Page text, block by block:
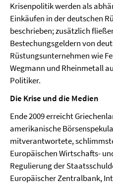
Krisenpolitik werden als
Einkäufen in der deutschen
beschrieben; zusätzlich
Bestechungsgeldern von
Rüstungsunternehmen wie
Wegmann und Rheinmetall
Politiker.
Die Krise und die Medien
Ende 2009 erreicht
amerikanische
mitverantwortete,
Europäischen Wirtschafts-
Regulierung der
Europäischer Zentralbank,